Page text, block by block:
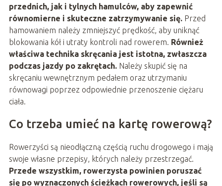
przednich, jak i tylnych hamulców, aby zapewnić
równomierne i skuteczne zatrzymywanie się. Przed
hamowaniem należy zmniejszyć prędkość, aby uniknąć
blokowania kół i utraty kontroli nad rowerem. Również
właściwa technika skręcania jest istotna, zwłaszcza
podczas jazdy po zakrętach. Należy skupić się na
skręcaniu wewnętrznym pedałem oraz utrzymaniu
równowagi poprzez odpowiednie przenoszenie ciężaru
ciała.
Co trzeba umieć na kartę rowerową?
Rowerzyści są nieodłączną częścią ruchu drogowego i mają
swoje własne przepisy, których należy przestrzegać.
Przede wszystkim, rowerzysta powinien poruszać
się po wyznaczonych ścieżkach rowerowych, jeśli są